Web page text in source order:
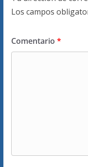
Los campos
Comentario *